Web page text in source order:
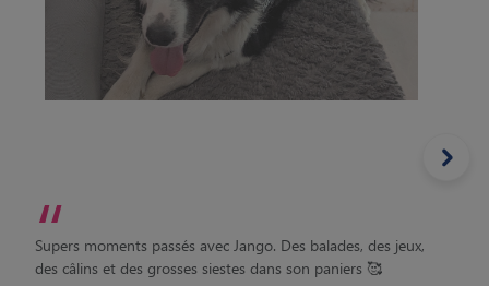
“
Supers moments passés avec Jango. Des balades, des jeux,
des câlins et des grosses siestes dans son paniers 🥰